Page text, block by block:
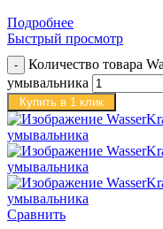
Подробнее
Быстрый просмотр
Количество товара
умывальника
Купить в 1 клик
Сравнить